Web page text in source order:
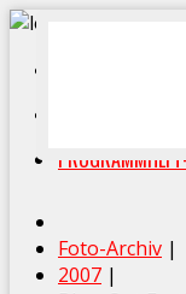
Foto-Archiv |
2007 |